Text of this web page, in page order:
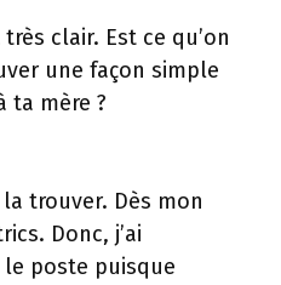
très clair. Est ce qu’on
une façon simple
ta mère ?
trouver. Dès mon
Donc, j’ai
poste puisque